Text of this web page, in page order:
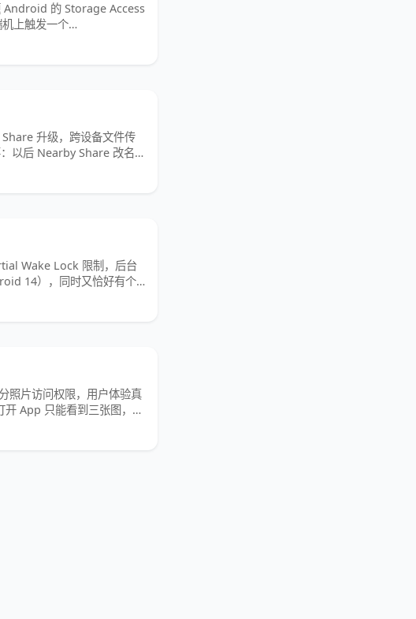
Android 的 Storage Access
上触发一个
升级，跨设备文件传
以后 Nearby Share 改名
Wake Lock 限制，后台
14），同时又恰好有个
照片访问权限，用户体验真
App 只能看到三张图，但